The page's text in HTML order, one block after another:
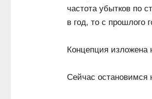
частота убытков по
в год, то с прошлого
Концепция изложена
Сейчас остановимся